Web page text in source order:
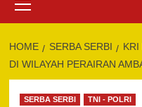
Menu
HOME SERBA SERBI
KRI
DI WILAYAH PERAIRAN
SERBA SERBI TNI - POLRI